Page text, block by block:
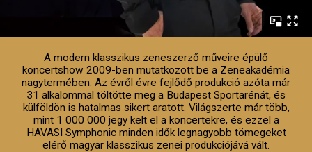
A modern klasszikus zeneszerző műveire épülő
koncertshow 2009-ben mutatkozott be a Zeneakadémia
nagytermében. Az évről évre fejlődő produkció azóta már
31 alkalommal töltötte meg a Budapest Sportarénát, és
külföldön is hatalmas sikert aratott. Világszerte már több,
mint 1 000 000 jegy kelt el a koncertekre, és ezzel a
HAVASI Symphonic minden idők legnagyobb tömegeket
elérő magyar klasszikus zenei produkciójává vált.